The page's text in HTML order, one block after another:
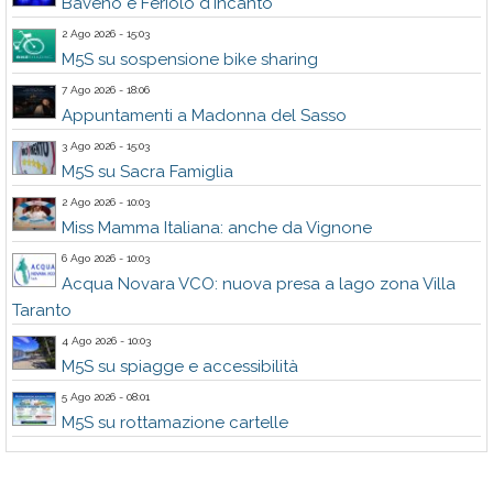
2 Ago 2026 - 15:03
M5S su sospensione bike sharing
7 Ago 2026 - 18:06
Appuntamenti a Madonna del Sasso
3 Ago 2026 - 15:03
M5S su Sacra Famiglia
2 Ago 2026 - 10:03
Miss Mamma Italiana: anche da Vignone
6 Ago 2026 - 10:03
Acqua Novara VCO: nuova presa a lago zona Villa
Taranto
4 Ago 2026 - 10:03
M5S su spiagge e accessibilità
5 Ago 2026 - 08:01
M5S su rottamazione cartelle